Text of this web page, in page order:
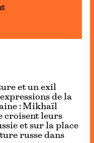
et un exil
de la
: Mikhaïl
croisent leurs
et sur la place
russe dans